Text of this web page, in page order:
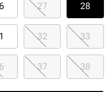
27 28
32 33
37 38